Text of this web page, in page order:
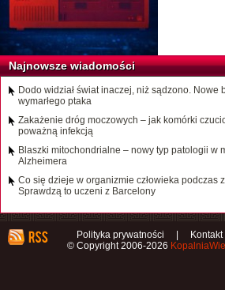
Najnowsze wiadomości
Dodo widział świat inaczej, niż sądzono. Nowe
wymarłego ptaka
Zakażenie dróg moczowych – jak komórki
poważną infekcją
Blaszki mitochondrialne – nowy typ patologii w
Alzheimera
Co się dzieje w organizmie człowieka podczas
Sprawdzą to uczeni z Barcelony
Polityka prywatności Kontakt
© Copyright 2006-2026